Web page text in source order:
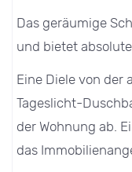
Das geräumige
und bietet absolute
Eine Diele von der
Tageslicht-
der Wohnung ab.
das